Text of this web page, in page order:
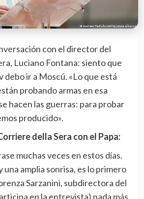
con el director del
Luciano Fontana: siento que
debo ir a Moscú. «Lo que está
probando armas en esa
hacen las guerras: para probar
producido».
della Sera con el Papa:
muchas veces en estos días.
una amplia sonrisa, es lo primero
Sarzanini, subdirectora del
en la entrevista) nada más